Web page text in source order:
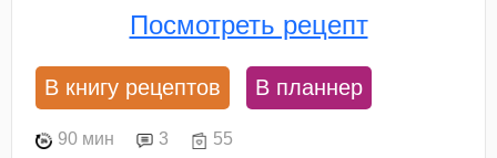
Посмотреть рецепт
В книгу рецептов В планнер
90 мин 3 55